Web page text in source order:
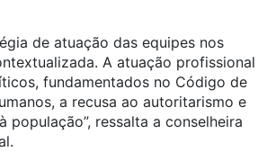
de atuação das equipes nos
A atuação profissional
fundamentados no Código de
a recusa ao autoritarismo e
ressalta a conselheira